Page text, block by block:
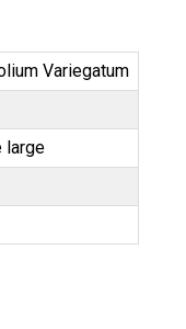
Variegatum
large